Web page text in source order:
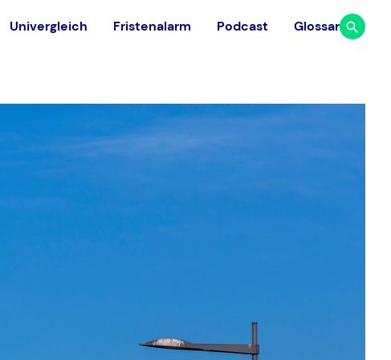
Dauer & Ablauf
Gehalt Arzt
Univergleich Fristenalarm Podcast Glossar
Ausland
Finde aus 117 medizinischen
Universitäten in 23 europäischen